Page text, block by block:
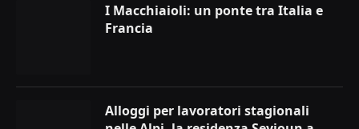
I Macchiaioli: un ponte tra Italia e
Francia
Alloggi per lavoratori stagionali